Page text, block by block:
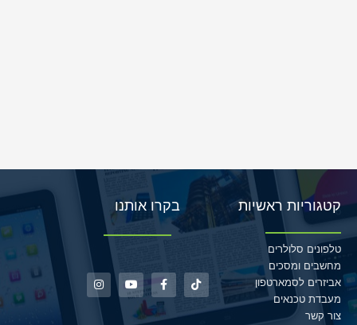
קטגוריות ראשיות
טלפונים סלולרים
מחשבים ומסכים
אביזרים לסמארטפון
מעבדת טכנאים
צור קשר
בקרו אותנו